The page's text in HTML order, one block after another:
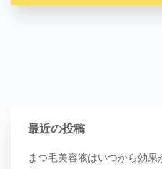
最近の投稿
まつ毛美容液はいつから効